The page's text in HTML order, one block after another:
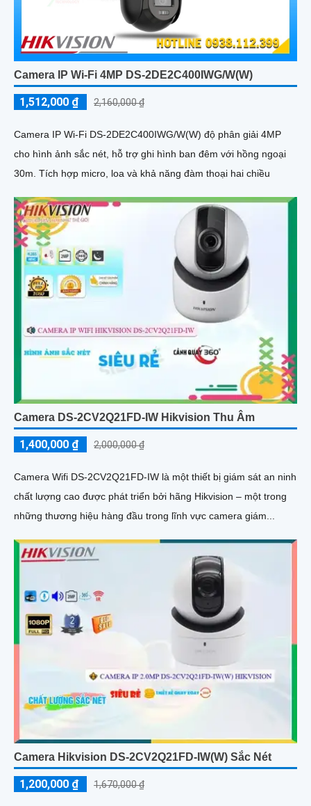
Camera IP Wi-Fi 4MP DS-2DE2C400IWG/W(W)
1,512,000 ₫ 2,160,000 ₫
Camera IP Wi-Fi DS-2DE2C400IWG/W(W) độ phân giải 4MP
cho hình ảnh sắc nét, hỗ trợ ghi hình ban đêm với hồng ngoại
30m. Tích hợp micro, loa và khả năng đàm thoại hai chiều
Camera DS-2CV2Q21FD-IW Hikvision Thu Âm
1,400,000 ₫ 2,000,000 ₫
Camera Wifi DS-2CV2Q21FD-IW là một thiết bị giám sát an ninh
chất lượng cao được phát triển bởi hãng Hikvision – một trong
những thương hiệu hàng đầu trong lĩnh vực camera giám...
Camera Hikvision DS-2CV2Q21FD-IW(W) Sắc Nét
1,200,000 ₫ 1,670,000 ₫